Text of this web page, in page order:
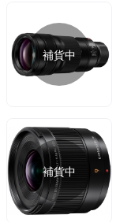
補貨中
補貨中